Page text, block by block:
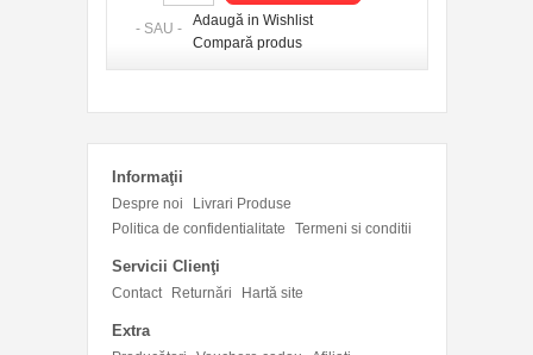
- SAU - Adaugă in Wishlist
Compară produs
Informaţii
Despre noi
Livrari Produse
Politica de confidentialitate
Termeni si conditii
Servicii Clienţi
Contact Returnări Hartă site
Extra